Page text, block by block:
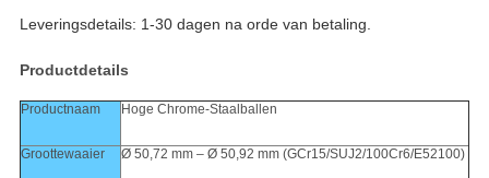
Leveringsdetails: 1-30 dagen na orde van betaling.
Productdetails
Productnaam Hoge Chrome-Staalballen
Groottewaaier Ø 50,72 mm – Ø 50,92 mm (GCr15/SUJ2/100Cr6/E52100)